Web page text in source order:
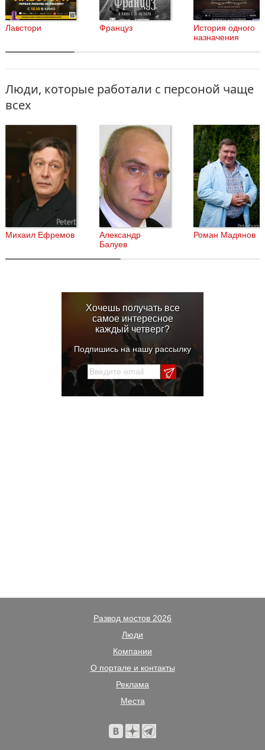
Лавстори Француз
История одного
назначения
Люди, которые работали с персоной чаще
всех
Михаил Ефремов
Александр
Балуев
Роман Мадянов
Хочешь получать все
самое интересное
каждый четверг?
Подпишись на нашу рассылку
Развод мостов 2026
Люди
Компании
О портале и контакты
Реклама
Места